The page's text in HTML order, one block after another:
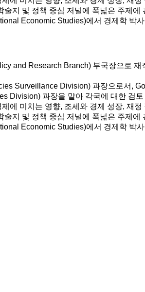
지 및 정책 중심 저널에 폭넓은 주제에
Economic Studies)에서 경제학 박
and Research Branch) 부국장으로
Surveillance Division) 과장으로서,
Division) 과장을 맡아 각국에 대한 검
에 미치는 영향, 조세와 경제 성장, 재
지 및 정책 중심 저널에 폭넓은 주제에
Economic Studies)에서 경제학 박